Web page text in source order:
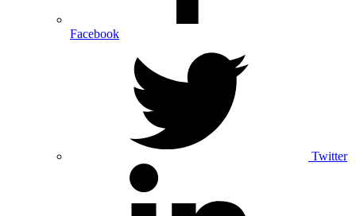
Facebook
Twitter